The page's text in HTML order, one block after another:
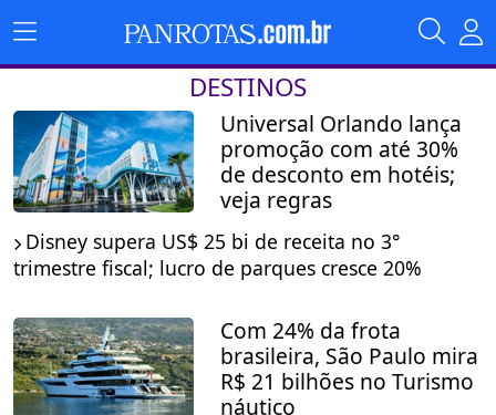
DESTINOS
Universal Orlando lança
promoção com até 30%
de desconto em hotéis;
veja regras
Disney supera US$ 25 bi de receita no 3°
trimestre fiscal; lucro de parques cresce 20%
Com 24% da frota
brasileira, São Paulo mira
R$ 21 bilhões no Turismo
náutico